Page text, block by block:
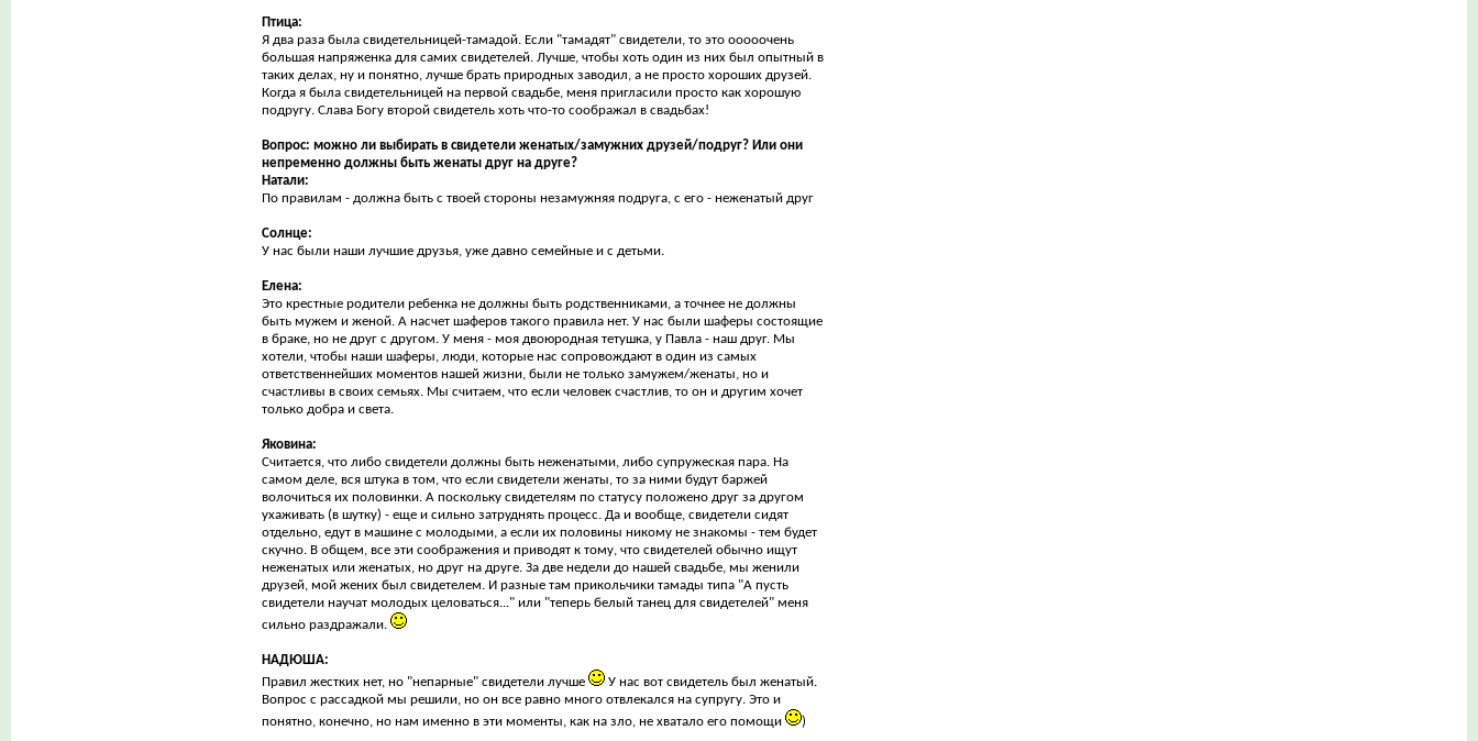
Птица:
Я два раза была свидетельницей-тамадой. Если "тамадят" свидетели, то это ооооочень
большая напряженка для самих свидетелей. Лучше, чтобы хоть один из них был опытный в
таких делах, ну и понятно, лучше брать природных заводил, а не просто хороших друзей.
Когда я была свидетельницей на первой свадьбе, меня пригласили просто как хорошую
подругу. Слава Богу второй свидетель хоть что-то соображал в свадьбах!
Вопрос: можно ли выбирать в свидетели женатых/замужних друзей/подруг? Или они
непременно должны быть женаты друг на друге?
Натали:
По правилам - должна быть с твоей стороны незамужняя подруга, с его - неженатый друг
Солнце:
У нас были наши лучшие друзья, уже давно семейные и с детьми.
Елена:
Это крестные родители ребенка не должны быть родственниками, а точнее не должны
быть мужем и женой. А насчет шаферов такого правила нет. У нас были шаферы состоящие
в браке, но не друг с другом. У меня - моя двоюродная тетушка, у Павла - наш друг. Мы
хотели, чтобы наши шаферы, люди, которые нас сопровождают в один из самых
ответственнейших моментов нашей жизни, были не только замужем/женаты, но и
счастливы в своих семьях. Мы считаем, что если человек счастлив, то он и другим хочет
только добра и света.
Яковина:
Cчитается, что либо свидетели должны быть неженатыми, либо супружеская пара. На
самом деле, вся штука в том, что если свидетели женаты, то за ними будут баржей
волочиться их половинки. А поскольку свидетелям по статусу положено друг за другом
ухаживать (в шутку) - еще и сильно затруднять процесс. Да и вообще, свидетели сидят
отдельно, едут в машине с молодыми, а если их половины никому не знакомы - тем будет
скучно. В общем, все эти соображения и приводят к тому, что свидетелей обычно ищут
неженатых или женатых, но друг на друге. За две недели до нашей свадьбе, мы женили
друзей, мой жених был свидетелем. И разные там прикольчики тамады типа "А пусть
свидетели научат молодых целоваться..." или "теперь белый танец для свидетелей" меня
сильно раздражали.
НАДЮША:
Правил жестких нет, но "непарные" свидетели лучше
У нас вот свидетель был женатый.
Вопрос с рассадкой мы решили, но он все равно много отвлекался на супругу. Это и
понятно, конечно, но нам именно в эти моменты, как на зло, не хватало его помощи
)